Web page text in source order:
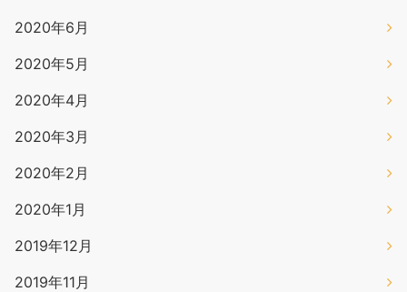
2020年6月
2020年5月
2020年4月
2020年3月
2020年2月
2020年1月
2019年12月
2019年11月